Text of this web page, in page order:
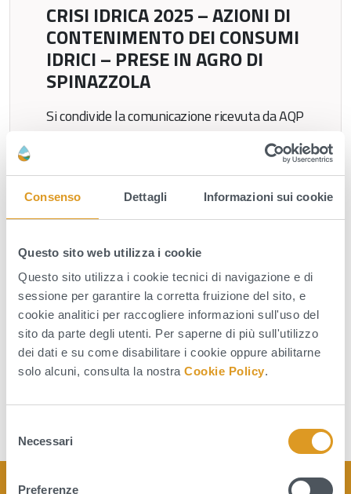
Consenso Dettagli Informazioni sui cookie
Questo sito web utilizza i cookie
Questo sito utilizza i cookie tecnici di navigazione e di
sessione per garantire la corretta fruizione del sito, e
cookie analitici per raccogliere informazioni sull'uso del
sito da parte degli utenti. Per saperne di più sull'utilizzo
dei dati e su come disabilitare i cookie oppure abilitarne
solo alcuni, consulta la nostra Cookie Policy.
l
Necessari
Preferenze
CRISI IDRICA 2025 – AZIONI DI
CONTENIMENTO DEI CONSUMI
IDRICI – PRESE IN AGRO DI
SPINAZZOLA
Si condivide la comunicazione ricevuta da AQP
SpA, con nota prot. 35404 del 12/11/2025,
relativa alla tematica crisi idrica 2025 e alle
consumi idrici – prese in agro di Spinazzola:
mettere sotto stress le fonti di
approvvigionamento e, secondo l’Autorità di
Bacino Distrettuale dell’Appennino
Meridionale, […]
Leggi tutto